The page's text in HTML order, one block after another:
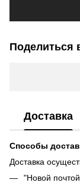
Поделиться
Доставка
Способы
Доставка
"Новой